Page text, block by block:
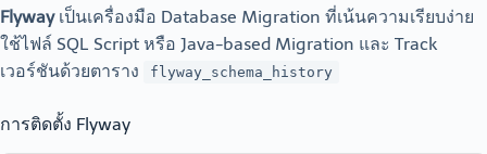
Flywayเป็นเครื่องมือ Database Migration ที่เน้นความเรียบง่าย
ใช้ไฟล์ SQL Script หรือ Java-based Migration และ Track
เวอร์ชันด้วยตาราง
flyway_schema_history
การติดตั้ง Flyway